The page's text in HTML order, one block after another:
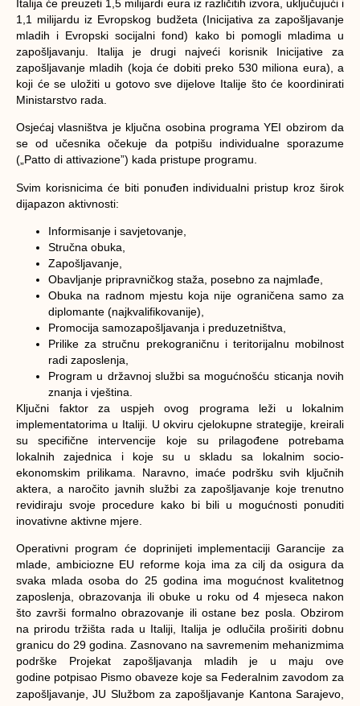
Italija će preuzeti 1,5 milijardi eura iz različitih izvora, uključujući i
1,1 milijardu iz Evropskog budžeta (Inicijativa za zapošljavanje
mladih i Evropski socijalni fond) kako bi pomogli mladima u
zapošljavanju. Italija je drugi najveći korisnik Inicijative za
zapošljavanje mladih (koja će dobiti preko 530 miliona eura), a
koji će se uložiti u gotovo sve dijelove Italije što će koordinirati
Ministarstvo rada.
Osjećaj vlasništva je ključna osobina programa YEI obzirom da
se od učesnika očekuje da potpišu individualne sporazume
(„Patto di attivazione”) kada pristupe programu.
Svim korisnicima će biti ponuđen individualni pristup kroz širok
dijapazon aktivnosti:
Informisanje i savjetovanje,
Stručna obuka,
Zapošljavanje,
Obavljanje pripravničkog staža, posebno za najmlađe,
Obuka na radnom mjestu koja nije ograničena samo za
diplomante (najkvalifikovanije),
Promocija samozapošljavanja i preduzetništva,
Prilike za stručnu prekograničnu i teritorijalnu mobilnost
radi zaposlenja,
Program u državnoj službi sa mogućnošću sticanja novih
znanja i vještina.
Ključni faktor za uspjeh ovog programa leži u lokalnim
implementatorima u Italiji. U okviru cjelokupne strategije, kreirali
su specifične intervencije koje su prilagođene potrebama
lokalnih zajednica i koje su u skladu sa lokalnim socio-
ekonomskim prilikama. Naravno, imaće podršku svih ključnih
aktera, a naročito javnih službi za zapošljavanje koje trenutno
revidiraju svoje procedure kako bi bili u mogućnosti ponuditi
inovativne aktivne mjere.
Operativni program će doprinijeti implementaciji Garancije za
mlade, ambiciozne EU reforme koja ima za cilj da osigura da
svaka mlada osoba do 25 godina ima mogućnost kvalitetnog
zaposlenja, obrazovanja ili obuke u roku od 4 mjeseca nakon
što završi formalno obrazovanje ili ostane bez posla. Obzirom
na prirodu tržišta rada u Italiji, Italija je odlučila proširiti dobnu
granicu do 29 godina. Zasnovano na savremenim mehanizmima
podrške Projekat zapošljavanja mladih je u maju ove
godine potpisao Pismo obaveze koje sa Federalnim zavodom za
zapošljavanje, JU Službom za zapošljavanje Kantona Sarajevo,